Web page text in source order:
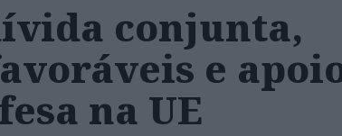
conjunta,
e
na UE